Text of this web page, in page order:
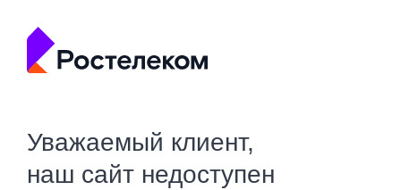
Уважаемый клиент,
наш сайт недоступен